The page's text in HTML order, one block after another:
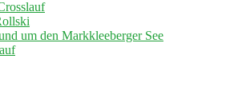
um den Markkleeberger See